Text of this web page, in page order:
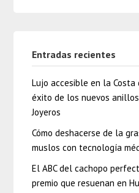
Entradas recientes
Lujo accesible en la
éxito de los nuevos
Joyeros
Cómo deshacerse de la
muslos con tecnología
El ABC del cachopo
premio que resuenan en